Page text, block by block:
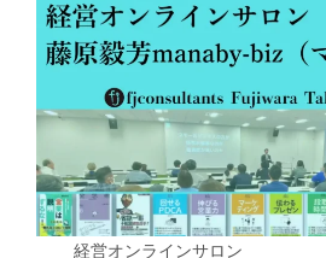
経営オンラインサロン